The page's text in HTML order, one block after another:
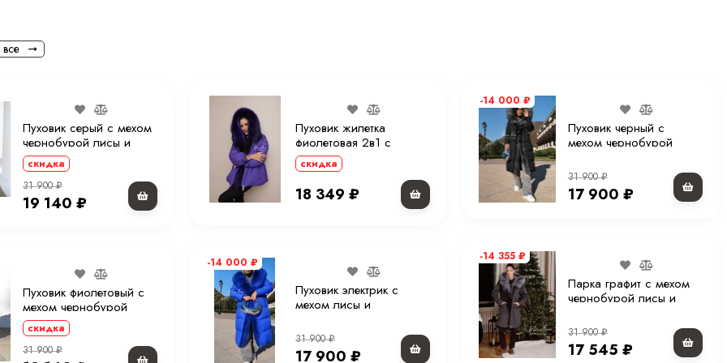
Пуховик серый с мехом
чернобурой лисы и
капюшоном 90 см.
скидка
31 900₽
19 140₽
Пуховик фиолетовый с
мехом чернобурой
лисы и капюшоном 90
см. ХМ
скидка
31 900₽
Пуховик жилетка
фиолетовая 2в1 с
меховым капюшоном 70
см.
скидка
18 349₽
-14 000 ₽
Пуховик электрик с
мехом лисы и
31 900₽
17 900₽
-14 000 ₽
Пуховик черный с
мехом чернобурой
см
31 900₽
17 900₽
-14 355 ₽
Парка графит с мехом
чернобурой лисы и
31 900₽
17 545₽